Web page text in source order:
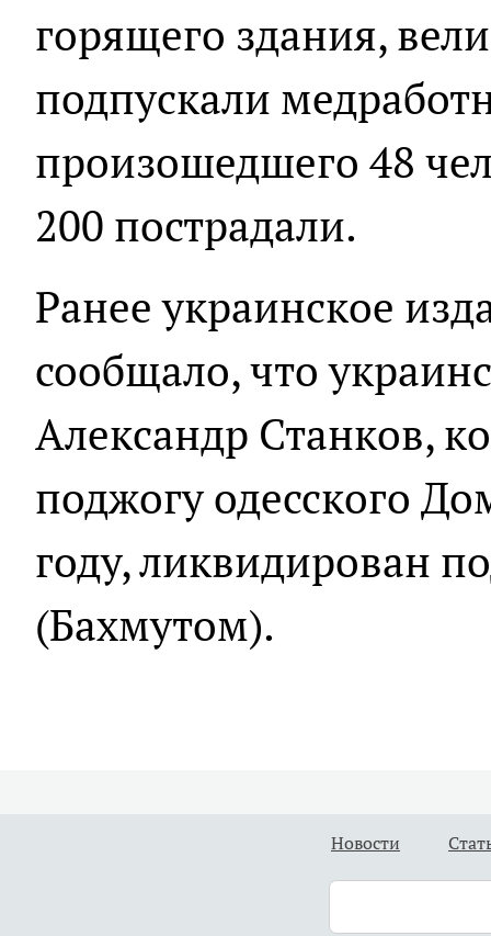
горящего здания,
подпускали
произошедшего 48
200 пострадали.
Ранее украинское
сообщало, что
Александр Станков,
поджогу одесского
году, ликвидирован
(Бахмутом).
Новости